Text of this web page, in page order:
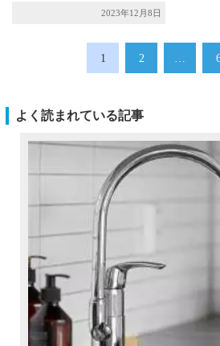
2023年12月8日
1 2 …
よく読まれている記事